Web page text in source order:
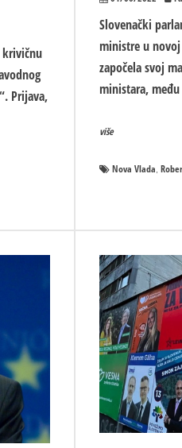
krivičnu
Prijava,
Slovenački
ministre u
započela svoj
ministara, među
više
Nova Vlada,